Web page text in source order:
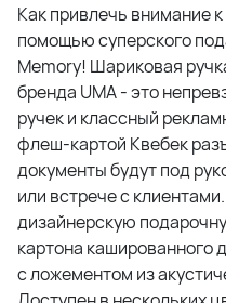
Как привлечь внимание
помощью суперского
Memory! Шариковая
бренда UMA - это
ручек и классный
флеш-картой Квебек
документы будут под
или встрече с
дизайнерскую
картона кашированного
с ложементом из